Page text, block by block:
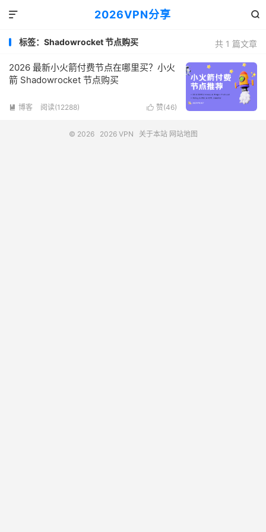
2026VPN分享 

共 1 篇文章
标签：Shadowrocket 节点购买
2026 最新小火箭付费节点在哪里买？小火
箭 Shadowrocket 节点购买
 赞(46)
 博客 阅读(12288)
© 2026 2026 VPN 关于本站 网站地图